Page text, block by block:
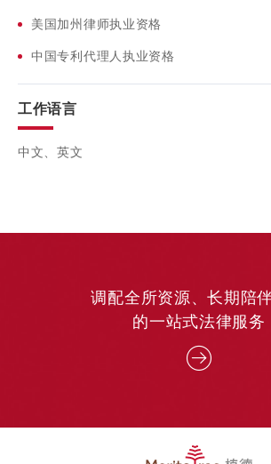
美国加州律师执业资格
中国专利代理人执业资格
工作语言
中文、英文
调配全所资源、长期陪
的一站式法律服务